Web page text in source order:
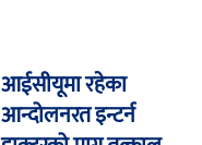
आईसीयूमा रहेका
आन्दोलनरत इन्टर्न